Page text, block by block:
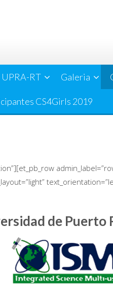
UPRA-RT Galeria
CS4Girls 2019
de Puerto